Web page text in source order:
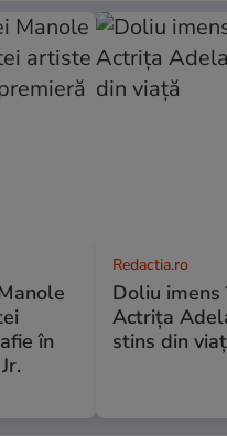
în
Redactia.ro
Doliu
Actrița
stins din